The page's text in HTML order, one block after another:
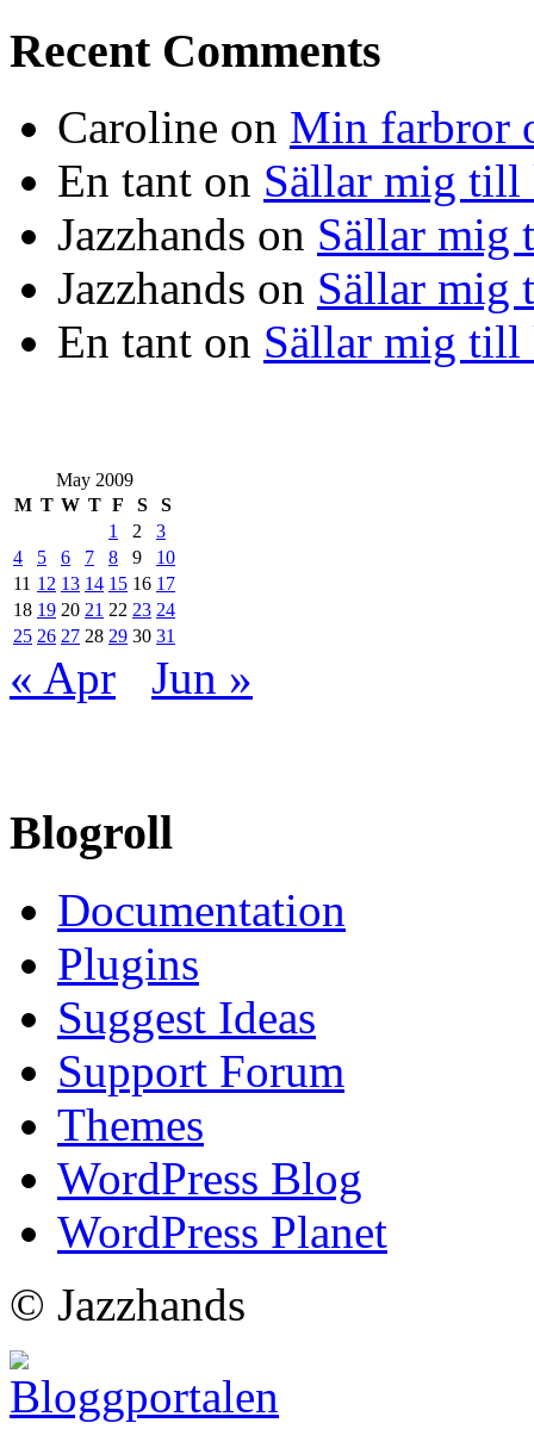
Recent Comments
Caroline on Min farbror
En tant on Sällar mig till
Jazzhands on Sällar mig
Jazzhands on Sällar mig
En tant on Sällar mig till
May 2009
M T W T F S
S
1
2
3
4
5 6 7 8 9
10
11 12 13 14 15 16 17
18 19 20 21 22 23 24
25 26 27 28 29 30 31
« Apr Jun »
Blogroll
Documentation
Plugins
Suggest Ideas
Support Forum
Themes
WordPress Blog
WordPress Planet
© Jazzhands